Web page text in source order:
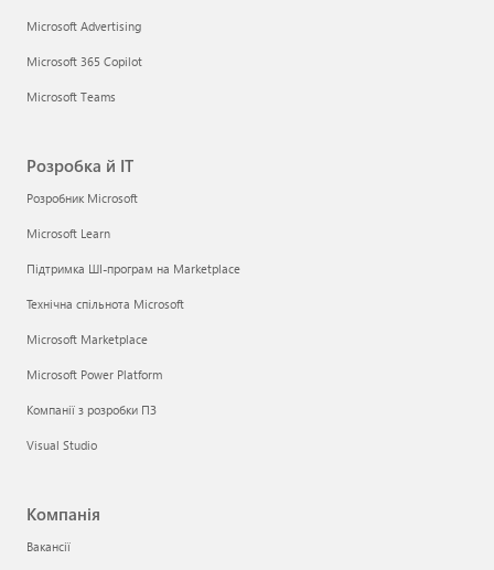
Microsoft Advertising
Microsoft 365 Copilot
Microsoft Teams
Розробка й ІТ
Розробник Microsoft
Microsoft Learn
Підтримка ШІ-програм на Marketplace
Технічна спільнота Microsoft
Microsoft Marketplace
Microsoft Power Platform
Компанії з розробки ПЗ
Visual Studio
Компанія
Вакансії